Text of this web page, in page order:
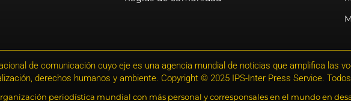
de comunicación cuyo eje es una agencia mundial de noticias que amplifica las
derechos humanos y ambiente. Copyright © 2025 IPS-Inter Press Service.
periodística mundial con más personal y corresponsales en el mundo en